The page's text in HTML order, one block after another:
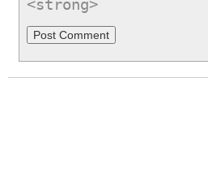
<strong>